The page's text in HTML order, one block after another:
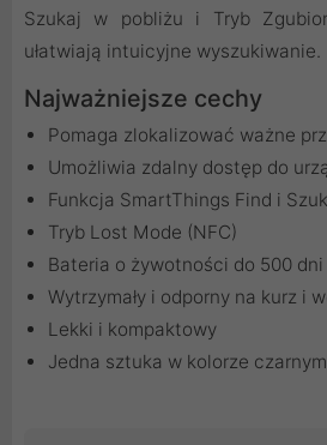
Szukaj w pobliżu i Tryb
ułatwiają intuicyjne wyszukiwanie.
Najważniejsze cechy
Pomaga zlokalizować ważne
Umożliwia zdalny dostęp do
Funkcja SmartThings Find i
Tryb Lost Mode (NFC)
Bateria o żywotności do 500 dni
Wytrzymały i odporny na kurz i
Lekki i kompaktowy
Jedna sztuka w kolorze czarnym